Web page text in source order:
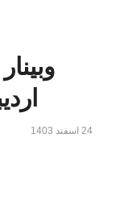
24 اسفند 1403